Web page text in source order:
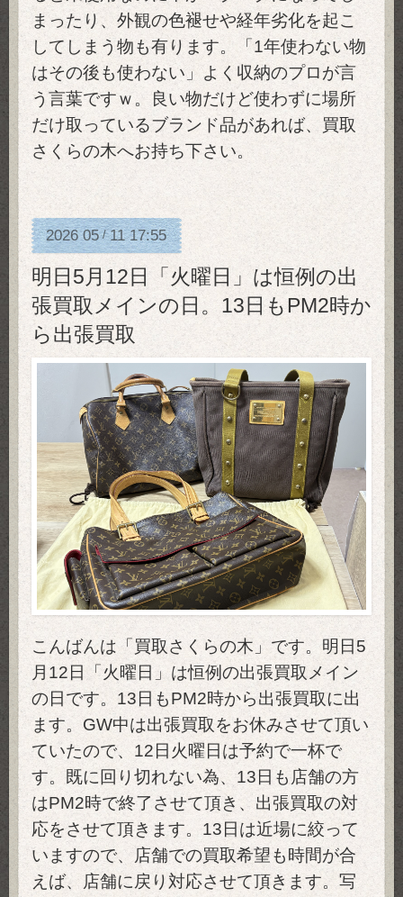
まったり、外観の色褪せや経年劣化を起こ
してしまう物も有ります。「1年使わない物
はその後も使わない」よく収納のプロが言
う言葉ですｗ。良い物だけど使わずに場所
だけ取っているブランド品があれば、買取
さくらの木へお持ち下さい。
2026 05/11 17:55
明日5月12日「火曜日」は恒例の出
張買取メインの日。13日もPM2時か
ら出張買取
こんばんは「買取さくらの木」です。明日5
月12日「火曜日」は恒例の出張買取メイン
の日です。13日もPM2時から出張買取に出
ます。GW中は出張買取をお休みさせて頂い
ていたので、12日火曜日は予約で一杯で
す。既に回り切れない為、13日も店舗の方
はPM2時で終了させて頂き、出張買取の対
応をさせて頂きます。13日は近場に絞って
いますので、店舗での買取希望も時間が合
えば、店舗に戻り対応させて頂きます。写